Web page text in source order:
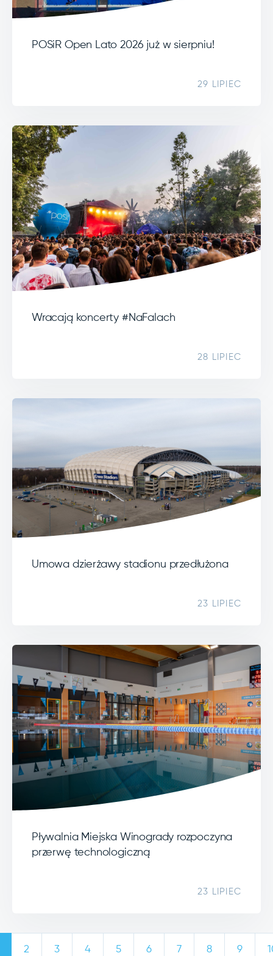
POSiR Open Lato 2026 już w sierpniu!
29 LIPIEC
Wracają koncerty #NaFalach
28 LIPIEC
Umowa dzierżawy stadionu przedłużona
23 LIPIEC
Pływalnia Miejska Winogrady rozpoczyna
przerwę technologiczną
23 LIPIEC
2 3 4 5 6 7 8 9